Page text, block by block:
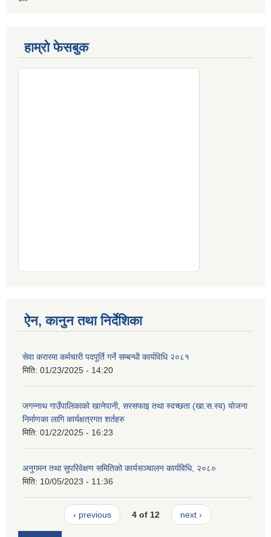
हाम्रो फेसबुक
ऐन, कानुन तथा निर्देशिका
सेवा करारमा कर्मचारी पदपूर्ति गर्ने सम्बन्धी कार्यविधि २०८१
मिति: 01/23/2025 - 14:20
जगन्नाथ गाउँपालिकाको खानेपानी, सरसफाइ तथा स्वच्छता (खा.स.स्व) योजना
निर्माणका लागि कार्यक्षत्रगत शर्तहरु
मिति: 01/22/2025 - 16:23
अनुगमन तथा सुपरिवेक्षण समितिको कार्यसञ्चालन कार्यविधि, २०८०
मिति: 10/05/2023 - 11:36
‹ previous 4 of 12 next ›